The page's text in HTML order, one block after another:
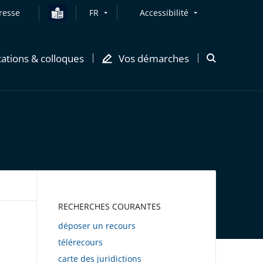
FR Accessibilité
& colloques Vos démarches
Ouvrir
RECHERCHES COURANTES
déposer un recours
télérecours
carte des juridictions